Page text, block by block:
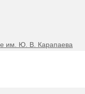
им. Ю. В. Карапаева